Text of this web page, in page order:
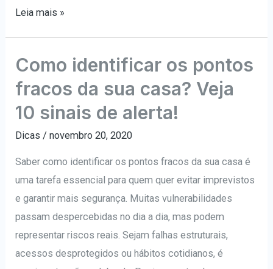
Marketing
iniciantes
Leia mais »
Como identificar os pontos
fracos da sua casa? Veja
10 sinais de alerta!
Dicas /novembro 20, 2020
Saber como identificar os pontos fracos da sua casa é
uma tarefa essencial para quem quer evitar imprevistos
e garantir mais segurança. Muitas vulnerabilidades
passam despercebidas no dia a dia, mas podem
representar riscos reais. Sejam falhas estruturais,
acessos desprotegidos ou hábitos cotidianos, é